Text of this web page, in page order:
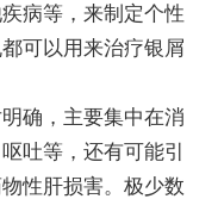
病等，来制定个性
可以用来治疗银屑
确，主要集中在消
吐等，还有可能引
性肝损害。极少数